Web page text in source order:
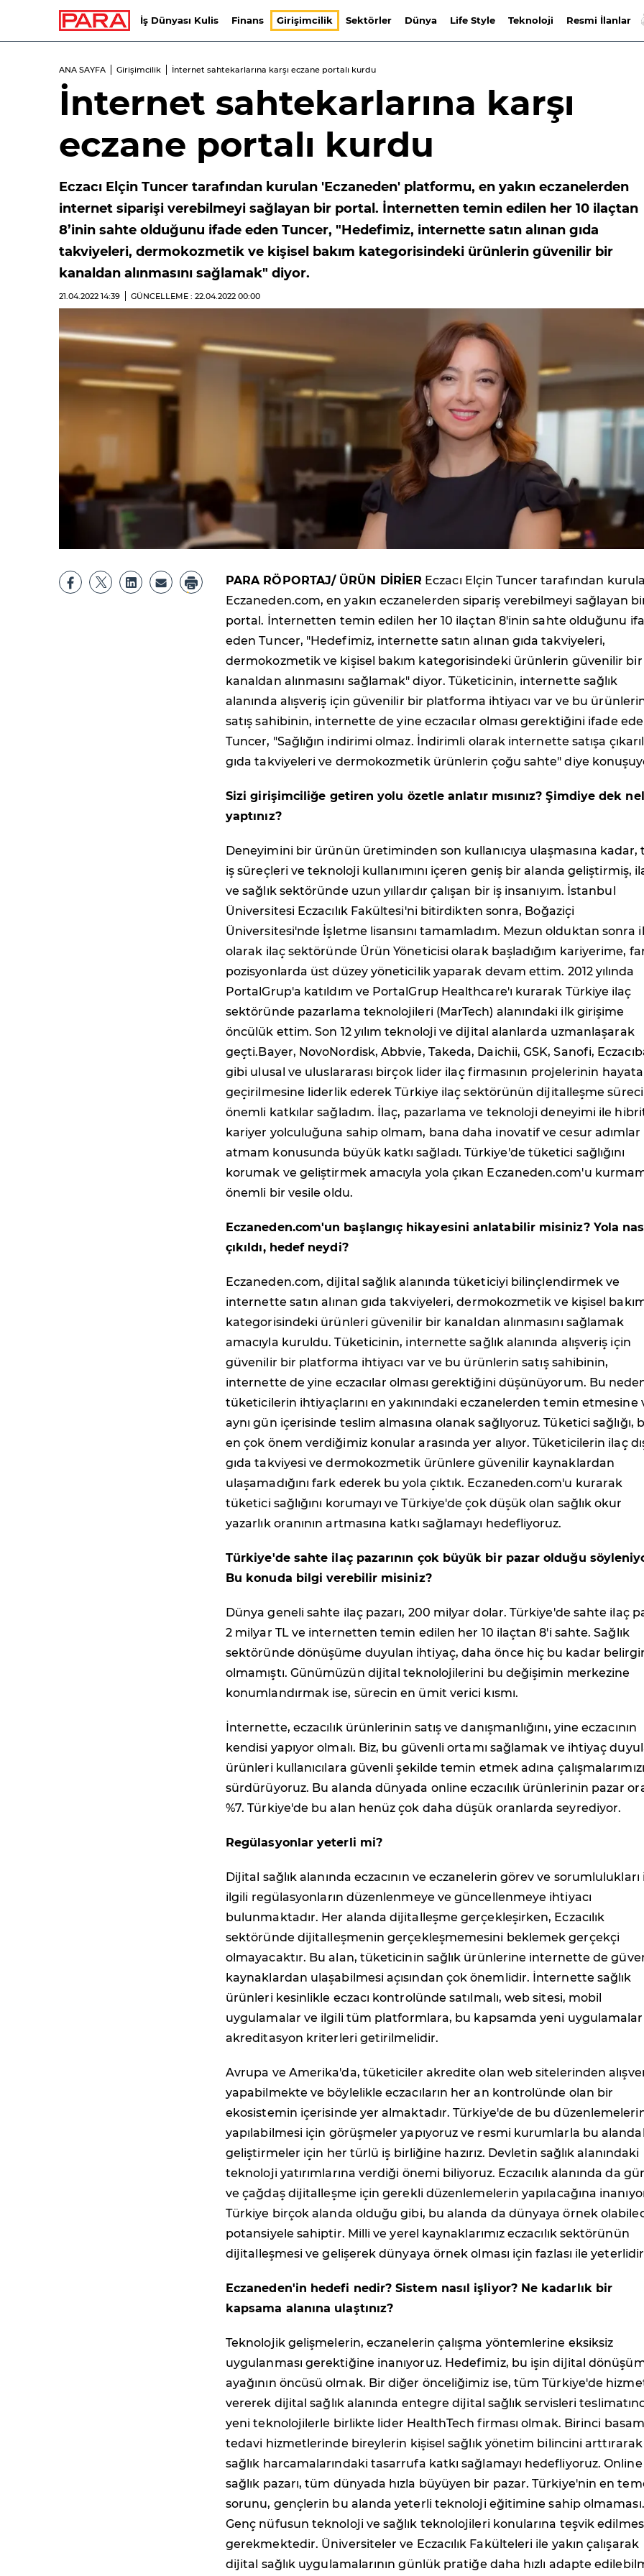
İş Dünyası Kulis Finans Girişimcilik Sektörler Dünya Life Style Teknoloji Resmi İlanlar
ANA SAYFA Girişimcilik İnternet sahtekarlarına karşı eczane portalı kurdu
İnternet sahtekarlarına karşı
eczane portalı kurdu
Eczacı Elçin Tuncer tarafından kurulan 'Eczaneden' platformu, en yakın eczanelerden
internet siparişi verebilmeyi sağlayan bir portal. İnternetten temin edilen her 10 ilaçtan
8’inin sahte olduğunu ifade eden Tuncer, "Hedefimiz, internette satın alınan gıda
takviyeleri, dermokozmetik ve kişisel bakım kategorisindeki ürünlerin güvenilir bir
kanaldan alınmasını sağlamak" diyor.
21.04.2022 14:39 GÜNCELLEME : 22.04.2022 00:00
PARA RÖPORTAJ/ ÜRÜN DİRİER Eczacı Elçin Tuncer tarafından
Eczaneden.com, en yakın eczanelerden sipariş verebilmeyi sağlayan
portal. İnternetten temin edilen her 10 ilaçtan 8'inin sahte olduğunu
eden Tuncer, "Hedefimiz, internette satın alınan gıda takviyeleri,
dermokozmetik ve kişisel bakım kategorisindeki ürünlerin güvenilir bir
kanaldan alınmasını sağlamak" diyor. Tüketicinin, internette sağlık
alanında alışveriş için güvenilir bir platforma ihtiyacı var ve bu
satış sahibinin, internette de yine eczacılar olması gerektiğini ifade
Tuncer, "Sağlığın indirimi olmaz. İndirimli olarak internette satışa
gıda takviyeleri ve dermokozmetik ürünlerin çoğu sahte" diye
Sizi girişimciliğe getiren yolu özetle anlatır mısınız? Şimdiye dek
yaptınız?
Deneyimini bir ürünün üretiminden son kullanıcıya ulaşmasına kadar,
iş süreçleri ve teknoloji kullanımını içeren geniş bir alanda geliştirmiş,
ve sağlık sektöründe uzun yıllardır çalışan bir iş insanıyım. İstanbul
Üniversitesi Eczacılık Fakültesi'ni bitirdikten sonra, Boğaziçi
Üniversitesi'nde İşletme lisansını tamamladım. Mezun olduktan sonra
olarak ilaç sektöründe Ürün Yöneticisi olarak başladığım kariyerime,
pozisyonlarda üst düzey yöneticilik yaparak devam ettim. 2012 yılında
PortalGrup'a katıldım ve PortalGrup Healthcare'ı kurarak Türkiye ilaç
sektöründe pazarlama teknolojileri (MarTech) alanındaki ilk girişime
öncülük ettim. Son 12 yılım teknoloji ve dijital alanlarda uzmanlaşarak
geçti.Bayer, NovoNordisk, Abbvie, Takeda, Daichii, GSK, Sanofi,
gibi ulusal ve uluslararası birçok lider ilaç firmasının projelerinin hayata
geçirilmesine liderlik ederek Türkiye ilaç sektörünün dijitalleşme
önemli katkılar sağladım. İlaç, pazarlama ve teknoloji deneyimi ile
kariyer yolculuğuna sahip olmam, bana daha inovatif ve cesur adımlar
atmam konusunda büyük katkı sağladı. Türkiye'de tüketici sağlığını
korumak ve geliştirmek amacıyla yola çıkan Eczaneden.com'u
önemli bir vesile oldu.
Eczaneden.com'un başlangıç hikayesini anlatabilir misiniz? Yola
çıkıldı, hedef neydi?
Eczaneden.com, dijital sağlık alanında tüketiciyi bilinçlendirmek ve
internette satın alınan gıda takviyeleri, dermokozmetik ve kişisel
kategorisindeki ürünleri güvenilir bir kanaldan alınmasını sağlamak
amacıyla kuruldu. Tüketicinin, internette sağlık alanında alışveriş için
güvenilir bir platforma ihtiyacı var ve bu ürünlerin satış sahibinin,
internette de yine eczacılar olması gerektiğini düşünüyorum. Bu
tüketicilerin ihtiyaçlarını en yakınındaki eczanelerden temin etmesine
aynı gün içerisinde teslim almasına olanak sağlıyoruz. Tüketici sağlığı,
en çok önem verdiğimiz konular arasında yer alıyor. Tüketicilerin ilaç
gıda takviyesi ve dermokozmetik ürünlere güvenilir kaynaklardan
ulaşamadığını fark ederek bu yola çıktık. Eczaneden.com'u kurarak
tüketici sağlığını korumayı ve Türkiye'de çok düşük olan sağlık okur
yazarlık oranının artmasına katkı sağlamayı hedefliyoruz.
Türkiye'de sahte ilaç pazarının çok büyük bir pazar olduğu
Bu konuda bilgi verebilir misiniz?
Dünya geneli sahte ilaç pazarı, 200 milyar dolar. Türkiye'de sahte ilaç
2 milyar TL ve internetten temin edilen her 10 ilaçtan 8'i sahte. Sağlık
sektöründe dönüşüme duyulan ihtiyaç, daha önce hiç bu kadar
olmamıştı. Günümüzün dijital teknolojilerini bu değişimin merkezine
konumlandırmak ise, sürecin en ümit verici kısmı.
İnternette, eczacılık ürünlerinin satış ve danışmanlığını, yine eczacının
kendisi yapıyor olmalı. Biz, bu güvenli ortamı sağlamak ve ihtiyaç
ürünleri kullanıcılara güvenli şekilde temin etmek adına çalışmalarımızı
sürdürüyoruz. Bu alanda dünyada online eczacılık ürünlerinin pazar
%7. Türkiye'de bu alan henüz çok daha düşük oranlarda seyrediyor.
Regülasyonlar yeterli mi?
Dijital sağlık alanında eczacının ve eczanelerin görev ve sorumlulukları
ilgili regülasyonların düzenlenmeye ve güncellenmeye ihtiyacı
bulunmaktadır. Her alanda dijitalleşme gerçekleşirken, Eczacılık
sektöründe dijitalleşmenin gerçekleşmemesini beklemek gerçekçi
olmayacaktır. Bu alan, tüketicinin sağlık ürünlerine internette de
kaynaklardan ulaşabilmesi açısından çok önemlidir. İnternette sağlık
ürünleri kesinlikle eczacı kontrolünde satılmalı, web sitesi, mobil
uygulamalar ve ilgili tüm platformlara, bu kapsamda yeni uygulamalar
akreditasyon kriterleri getirilmelidir.
Avrupa ve Amerika'da, tüketiciler akredite olan web sitelerinden
yapabilmekte ve böylelikle eczacıların her an kontrolünde olan bir
ekosistemin içerisinde yer almaktadır. Türkiye'de de bu
yapılabilmesi için görüşmeler yapıyoruz ve resmi kurumlarla bu
geliştirmeler için her türlü iş birliğine hazırız. Devletin sağlık alanındaki
teknoloji yatırımlarına verdiği önemi biliyoruz. Eczacılık alanında da
ve çağdaş dijitalleşme için gerekli düzenlemelerin yapılacağına
Türkiye birçok alanda olduğu gibi, bu alanda da dünyaya örnek
potansiyele sahiptir. Milli ve yerel kaynaklarımız eczacılık sektörünün
dijitalleşmesi ve gelişerek dünyaya örnek olması için fazlası ile
Eczaneden'in hedefi nedir? Sistem nasıl işliyor? Ne kadarlık bir
kapsama alanına ulaştınız?
Teknolojik gelişmelerin, eczanelerin çalışma yöntemlerine eksiksiz
uygulanması gerektiğine inanıyoruz. Hedefimiz, bu işin dijital
ayağının öncüsü olmak. Bir diğer önceliğimiz ise, tüm Türkiye'de
vererek dijital sağlık alanında entegre dijital sağlık servisleri
yeni teknolojilerle birlikte lider HealthTech firması olmak. Birinci
tedavi hizmetlerinde bireylerin kişisel sağlık yönetim bilincini arttırarak
sağlık harcamalarındaki tasarrufa katkı sağlamayı hedefliyoruz. Online
sağlık pazarı, tüm dünyada hızla büyüyen bir pazar. Türkiye'nin en
sorunu, gençlerin bu alanda yeterli teknoloji eğitimine sahip olmaması.
Genç nüfusun teknoloji ve sağlık teknolojileri konularına teşvik
gerekmektedir. Üniversiteler ve Eczacılık Fakülteleri ile yakın çalışarak
dijital sağlık uygulamalarının günlük pratiğe daha hızlı adapte